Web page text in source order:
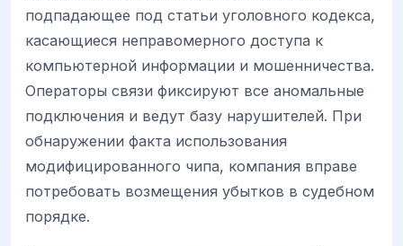
подпадающее под статьи уголовного кодекса,
касающиеся неправомерного доступа к
компьютерной информации и мошенничества.
Операторы связи фиксируют все аномальные
подключения и ведут базу нарушителей. При
обнаружении факта использования
модифицированного чипа, компания вправе
потребовать возмещения убытков в судебном
порядке.